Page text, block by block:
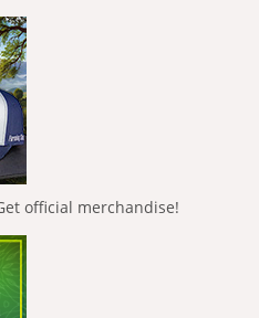
official merchandise!